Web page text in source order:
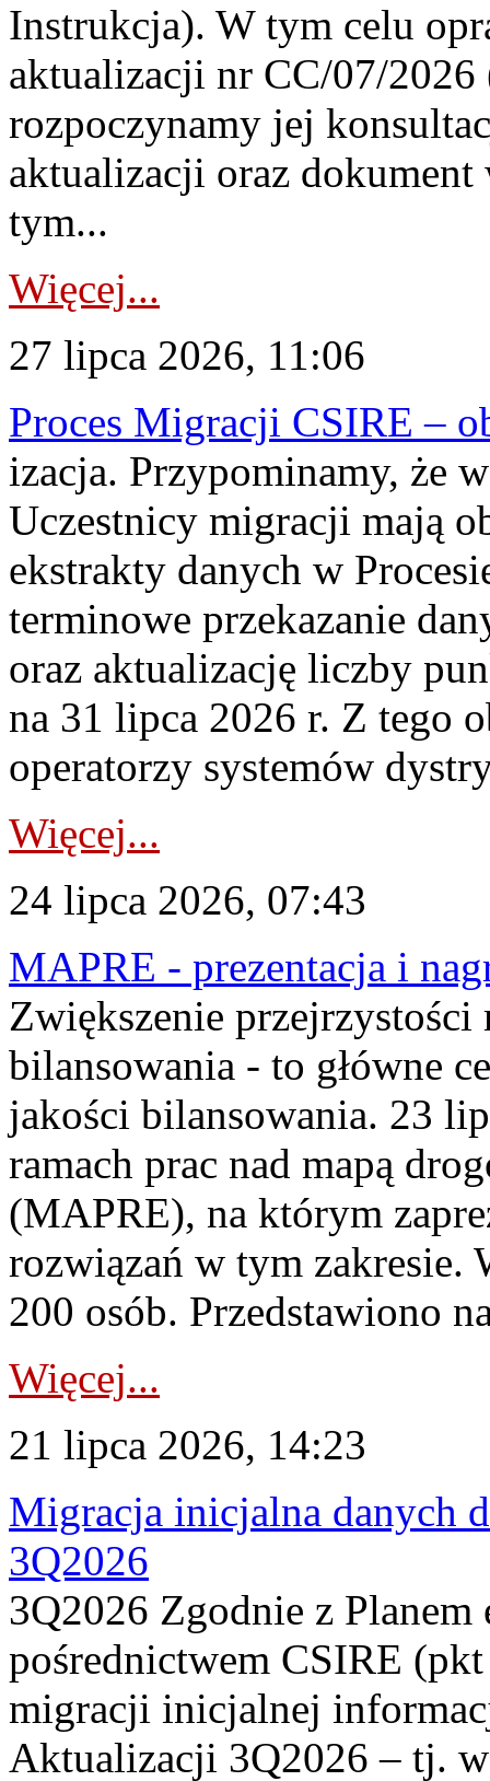
Instrukcja). W tym celu
aktualizacji nr CC/07/
rozpoczynamy jej
aktualizacji oraz
tym...
Więcej...
27 lipca 2026, 11:06
Proces Migracji CSIRE –
izacja. Przypominamy, że
Uczestnicy migracji mają
ekstrakty danych w
terminowe przekazanie
oraz aktualizację liczby
na 31 lipca 2026 r. Z tego
operatorzy systemów
Więcej...
24 lipca 2026, 07:43
MAPRE - prezentacja i
Zwiększenie
bilansowania - to główne
jakości bilansowania. 23
ramach prac nad mapą
(MAPRE), na którym
rozwiązań w tym zakresie.
200 osób. Przedstawiono
Więcej...
21 lipca 2026, 14:23
Migracja inicjalna danych
3Q2026
3Q2026 Zgodnie z
pośrednictwem CSIRE
migracji inicjalnej
Aktualizacji 3Q2026 – tj.